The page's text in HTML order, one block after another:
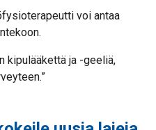
voi antaa
kipulääkettä ja -geeliä,